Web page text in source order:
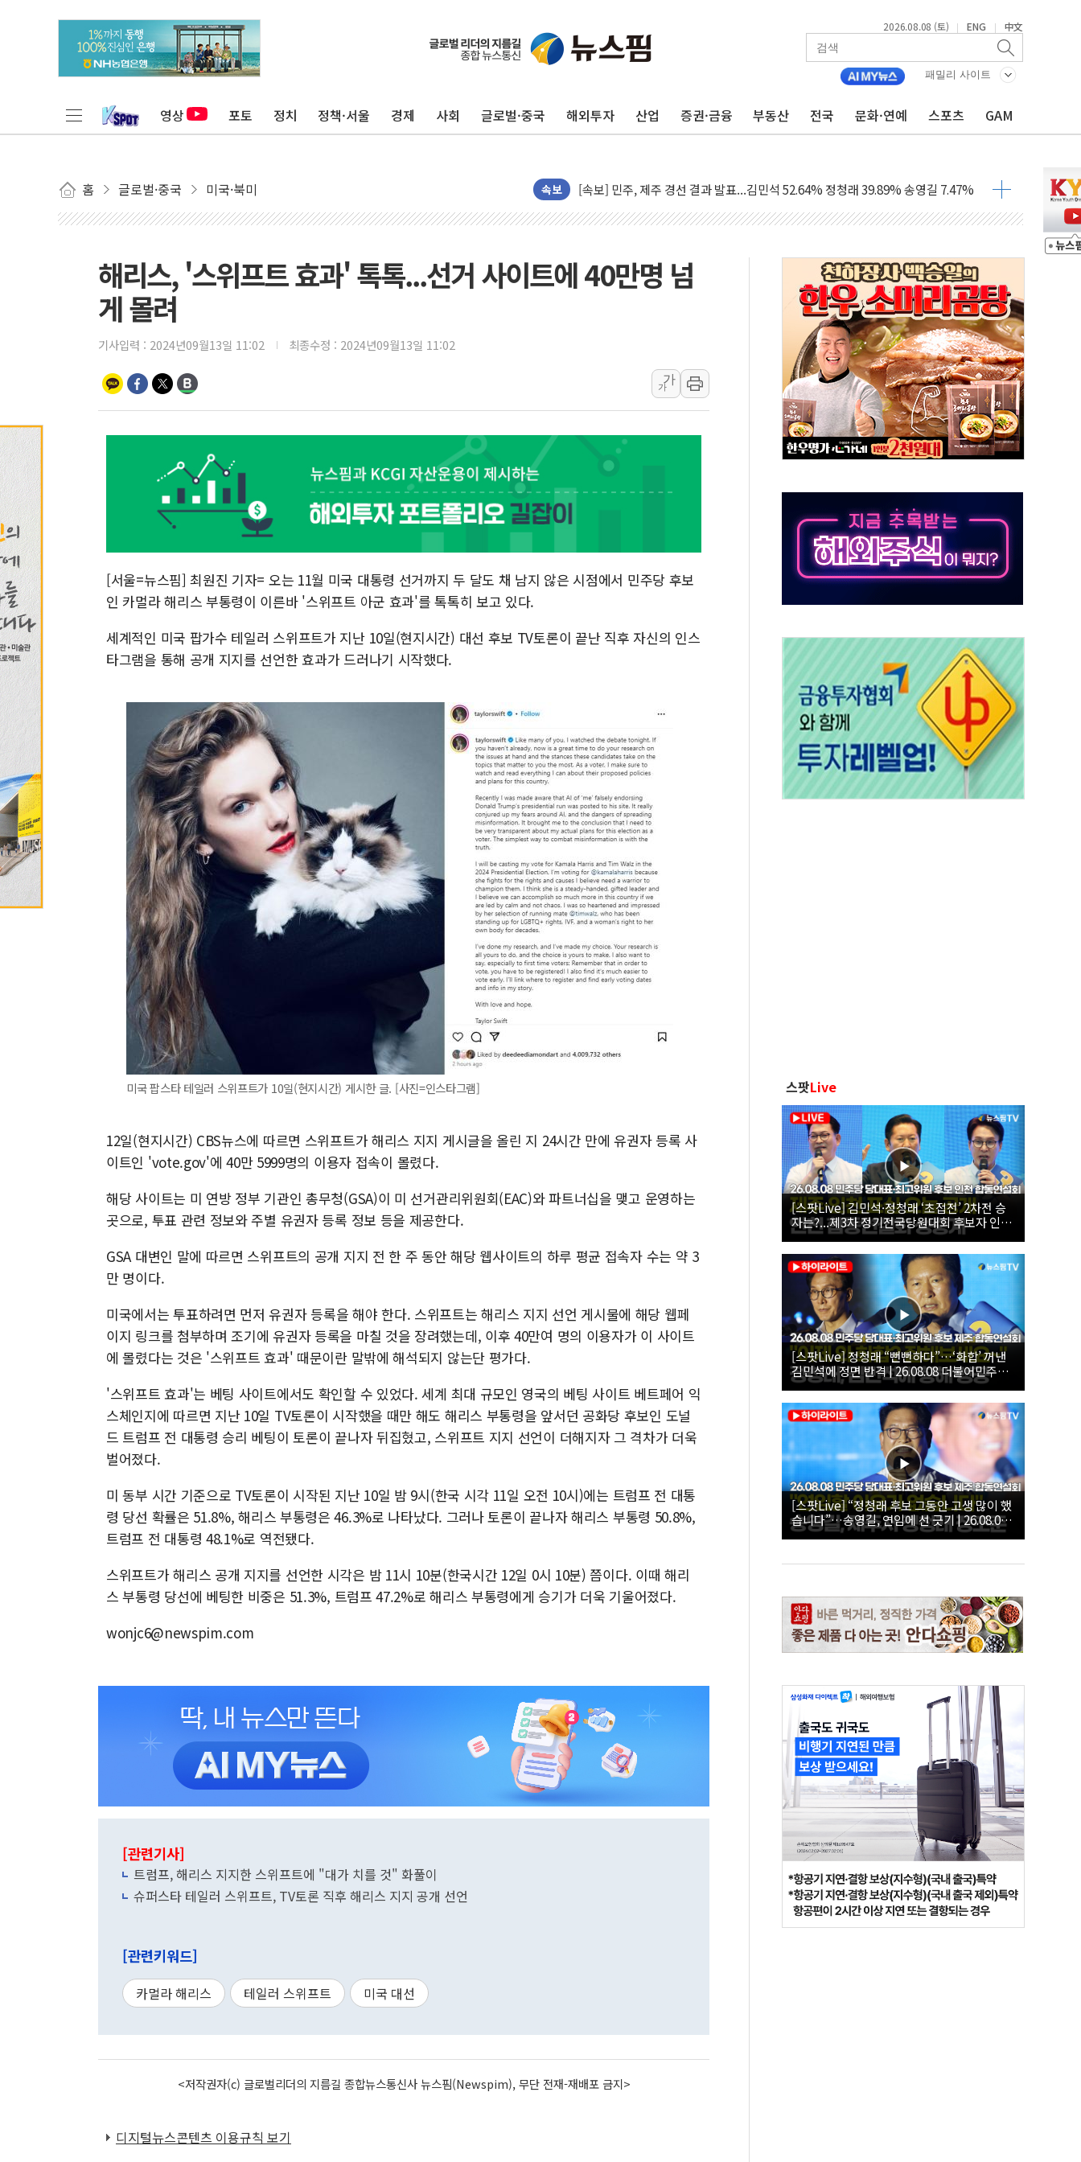
2026.08.08 (토) | ENG | 中文
패밀리 사이트
영상 포토 정치 정책·서울 경제 사회 글로벌·중국 해외투자 산업 증권·금융 부동산 전국 문화·연예 스포츠 GAM
홈 글로벌·중국 미국·북미 속보
[속보] 민주, 제주·인천 경선 결과 발표...김민석 47.75% 정청래 42.08%
[속보] 민주, 인천 경선 결과 발표...김민석 45.09% 정청래 43.27% 송영길 11.63%
이번주 국내 주요 금융일정(8.10~8.14)
美, 이란전 출구전략 만지작…공습 한계·탄약 부족 현실화
폐기물 수거하다 참변…60대 환경미화원 수거차에 치여 사망
서울 중랑구 주택가서 흉기 난동…60대 남성 2명 숨져
李대통령 "결혼 때문에 손해 보는 일 없게"…'결혼 페널티' 22개 과제 손본다
여수 오동도 인근 해상서 모터보트 전복…1명 사망·1명 실종
추미애, '위안부' 피해자 기림의 날 참석..."국제적 시민 연대로 목소리 내야"
인천 선재도 갯벌서 해루질 중 실종 60대 나흘만에 숨진 채 발견
인천서 말다툼 중 어머니 흉기 살해 10대 아들 체포
'화합' 꺼낸 김민석에 '뻔뻔' 받아친 정청래…제주 연설서 신경전 고조
李대통령, ISA 개편 재검토 지시…與 "적극 환영"·野 "졸속 국정"
中 전방위 아파트 부양, 수도 베이징도 부동산 규제 철폐
인제 용대리 계곡서 수위 상승으로 피서객 7명 고립…전원 구조
동해시, 11~14일 '별똥별 멍' 운영…페르세우스 유성우 관측
해리스, '스위프트 효과' 톡톡...선거 사이트에 40만명 넘
게 몰려
기사입력 : 2024년09월13일 11:02 최종수정 : 2024년09월13일 11:02
가
가
[서울=뉴스핌] 최원진 기자= 오는 11월 미국 대통령 선거까지 두 달도 채 남지 않은 시점에서 민주당 후보
인 카멀라 해리스 부통령이 이른바 '스위프트 아군 효과'를 톡톡히 보고 있다.
세계적인 미국 팝가수 테일러 스위프트가 지난 10일(현지시간) 대선 후보 TV토론이 끝난 직후 자신의 인스
타그램을 통해 공개 지지를 선언한 효과가 드러나기 시작했다.
미국 팝스타 테일러 스위프트가 10일(현지시간) 게시한 글. [사진=인스타그램]
12일(현지시간) CBS뉴스에 따르면 스위프트가 해리스 지지 게시글을 올린 지 24시간 만에 유권자 등록 사
이트인 'vote.gov'에 40만 5999명의 이용자 접속이 몰렸다.
해당 사이트는 미 연방 정부 기관인 총무청(GSA)이 미 선거관리위원회(EAC)와 파트너십을 맺고 운영하는
곳으로, 투표 관련 정보와 주별 유권자 등록 정보 등을 제공한다.
GSA 대변인 말에 따르면 스위프트의 공개 지지 전 한 주 동안 해당 웹사이트의 하루 평균 접속자 수는 약 3
만 명이다.
미국에서는 투표하려면 먼저 유권자 등록을 해야 한다. 스위프트는 해리스 지지 선언 게시물에 해당 웹페
이지 링크를 첨부하며 조기에 유권자 등록을 마칠 것을 장려했는데, 이후 40만여 명의 이용자가 이 사이트
에 몰렸다는 것은 '스위프트 효과' 때문이란 말밖에 해석되지 않는단 평가다.
'스위프트 효과'는 베팅 사이트에서도 확인할 수 있었다. 세계 최대 규모인 영국의 베팅 사이트 베트페어 익
스체인지에 따르면 지난 10일 TV토론이 시작했을 때만 해도 해리스 부통령을 앞서던 공화당 후보인 도널
드 트럼프 전 대통령 승리 베팅이 토론이 끝나자 뒤집혔고, 스위프트 지지 선언이 더해지자 그 격차가 더욱
벌어졌다.
미 동부 시간 기준으로 TV토론이 시작된 지난 10일 밤 9시(한국 시각 11일 오전 10시)에는 트럼프 전 대통
령 당선 확률은 51.8%, 해리스 부통령은 46.3%로 나타났다. 그러나 토론이 끝나자 해리스 부통령 50.8%,
트럼프 전 대통령 48.1%로 역전됐다.
스위프트가 해리스 공개 지지를 선언한 시각은 밤 11시 10분(한국시간 12일 0시 10분) 쯤이다. 이때 해리
스 부통령 당선에 베팅한 비중은 51.3%, 트럼프 47.2%로 해리스 부통령에게 승기가 더욱 기울어졌다.
wonjc6@newspim.com
[관련기사]
트럼프, 해리스 지지한 스위프트에 "대가 치를 것" 화풀이
슈퍼스타 테일러 스위프트, TV토론 직후 해리스 지지 공개 선언
[관련키워드]
카멀라 해리스 테일러 스위프트 미국 대선
<저작권자(c) 글로벌리더의 지름길 종합뉴스통신사 뉴스핌(Newspim), 무단 전재-재배포 금지>
디지털뉴스콘텐츠 이용규칙 보기
스팟Live
[스팟Live] 김민석·정청래 ‘초접전’ 2차전 승
자는?...제3차 정기전국당원대회 후보자 인천
합동연설회 생중계 | 26.08.08
[스팟Live] 정청래 “뻔뻔하다”…‘화합’ 꺼낸
김민석에 정면 반격 | 26.08.08 더불어민주당
당대표·최고위원 후보 제주 합동연설회
[스팟Live] “정청래 후보 그동안 고생 많이 했
습니다”…송영길, 연임에 선 긋기 | 26.08.08
더불어민주당 당대표·최고위원 후보 제주 합